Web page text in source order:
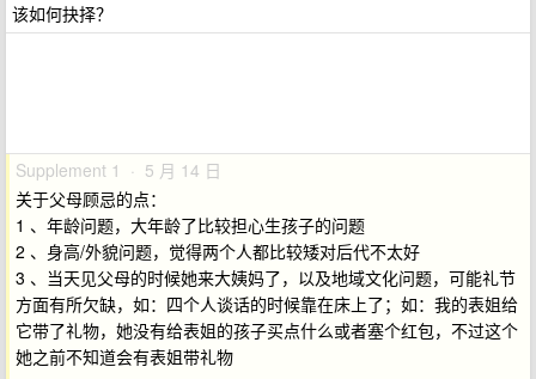
该如何抉择？
Supplement 1 · 5 月 14 日
关于父母顾忌的点：
1 、年龄问题，大年龄了比较担心生孩子的问题
2 、身高/外貌问题，觉得两个人都比较矮对后代不太好
3 、当天见父母的时候她来大姨妈了，以及地域文化问题，可能礼节
方面有所欠缺，如：四个人谈话的时候靠在床上了；如：我的表姐给
它带了礼物，她没有给表姐的孩子买点什么或者塞个红包，不过这个
她之前不知道会有表姐带礼物